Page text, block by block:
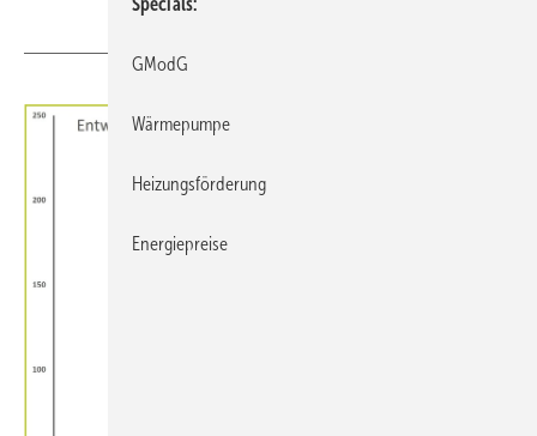
Specials
GModG
Wärmepumpe
Heizungsförderung
Energiepreise